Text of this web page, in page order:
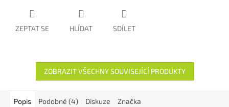
ZEPTAT SE HLÍDAT SDÍLET
ZOBRAZIT VŠECHNY SOUVISEJÍCÍ PRODUKTY
Popis Podobné (4) Diskuze Značka